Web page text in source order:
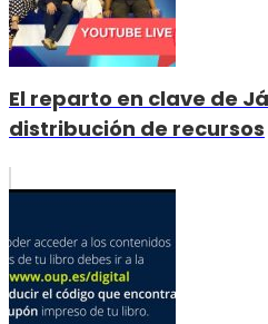
El reparto en clave de
distribución de recursos